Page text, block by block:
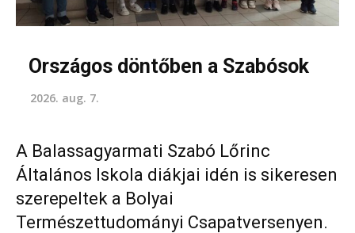
Országos döntőben a Szabósok
2026. aug. 7.
A Balassagyarmati Szabó Lőrinc
Általános Iskola diákjai idén is sikeresen
szerepeltek a Bolyai
Természettudományi Csapatversenyen.